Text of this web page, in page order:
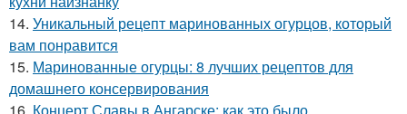
14. Уникальный рецепт маринованных огурцов, который
вам понравится
15. Маринованные огурцы: 8 лучших рецептов для
домашнего консервирования
16. Концерт Славы в Ангарске: как это было